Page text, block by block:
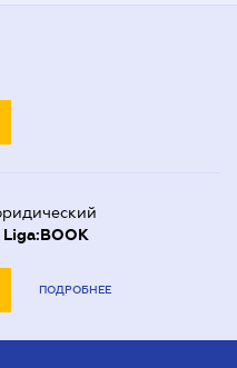
Liga:BOOK
ПОДРОБНЕЕ